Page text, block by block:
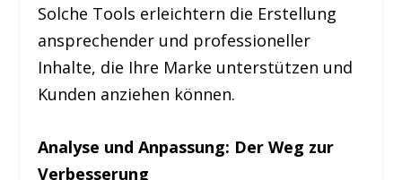
Solche Tools erleichtern die Erstellung
ansprechender und professioneller
Inhalte, die Ihre Marke unterstützen und
Kunden anziehen können.
Analyse und Anpassung: Der Weg zur
Verbesserung